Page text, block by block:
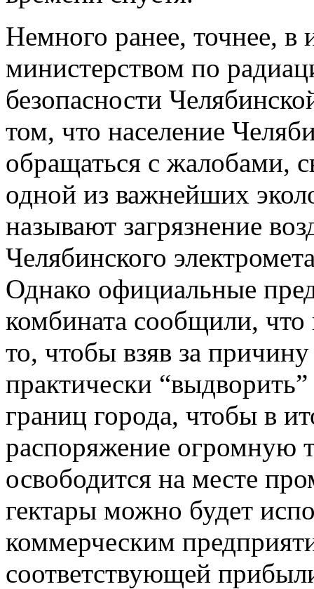
Немного ранее, точнее, в
министерством по
безопасности
том, что население
обращаться с жалобами,
одной из важнейших
называют загрязнение
Челябинского
Однако официальные
комбината сообщили, что
то, чтобы взяв за
практически
границ города, чтобы в
распоряжение огромную
освободится на месте
гектары можно будет
коммерческим
соответствующей